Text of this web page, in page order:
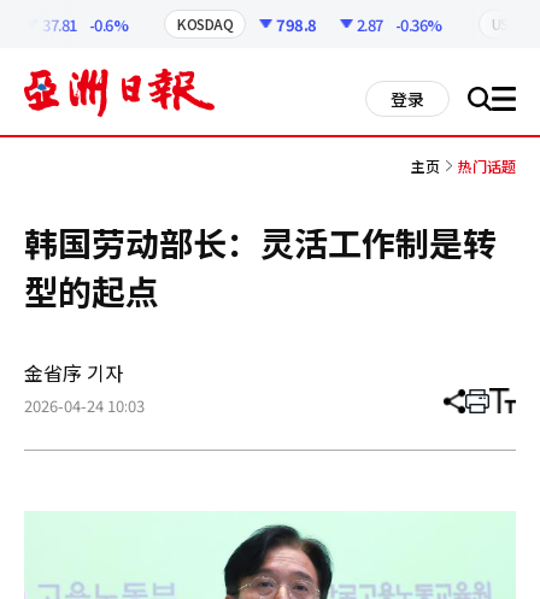
37.81 -0.6% KOSDAQ 798.8 2.87 -0.36% USD
登录 搜 all
主页 热门话题
韩国劳动部长：灵活工作制是转
型的起点
金省序 기자
2026-04-24 10:03 分
章
打 调
小